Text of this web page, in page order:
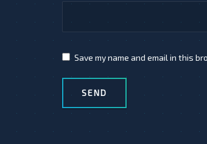
Save my name and email in this